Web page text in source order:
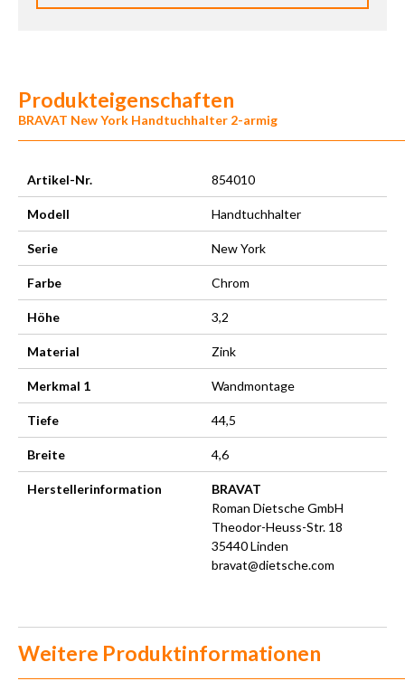
Produkteigenschaften
BRAVAT New York Handtuchhalter 2-armig
Artikel-Nr. 854010
Modell Handtuchhalter
Serie New York
Farbe Chrom
Höhe 3,2
Material Zink
Merkmal 1 Wandmontage
Tiefe 44,5
Breite 4,6
Herstellerinformation
BRAVAT
Roman Dietsche GmbH
Theodor-Heuss-Str. 18
35440 Linden
bravat@dietsche.com
Weitere Produktinformationen